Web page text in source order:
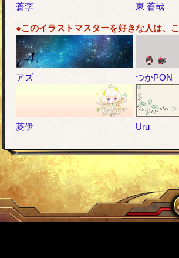
蒼李 東 蒼哉
●このイラストマスターを好きな人は、
アズ つかPON
菱伊 Uru